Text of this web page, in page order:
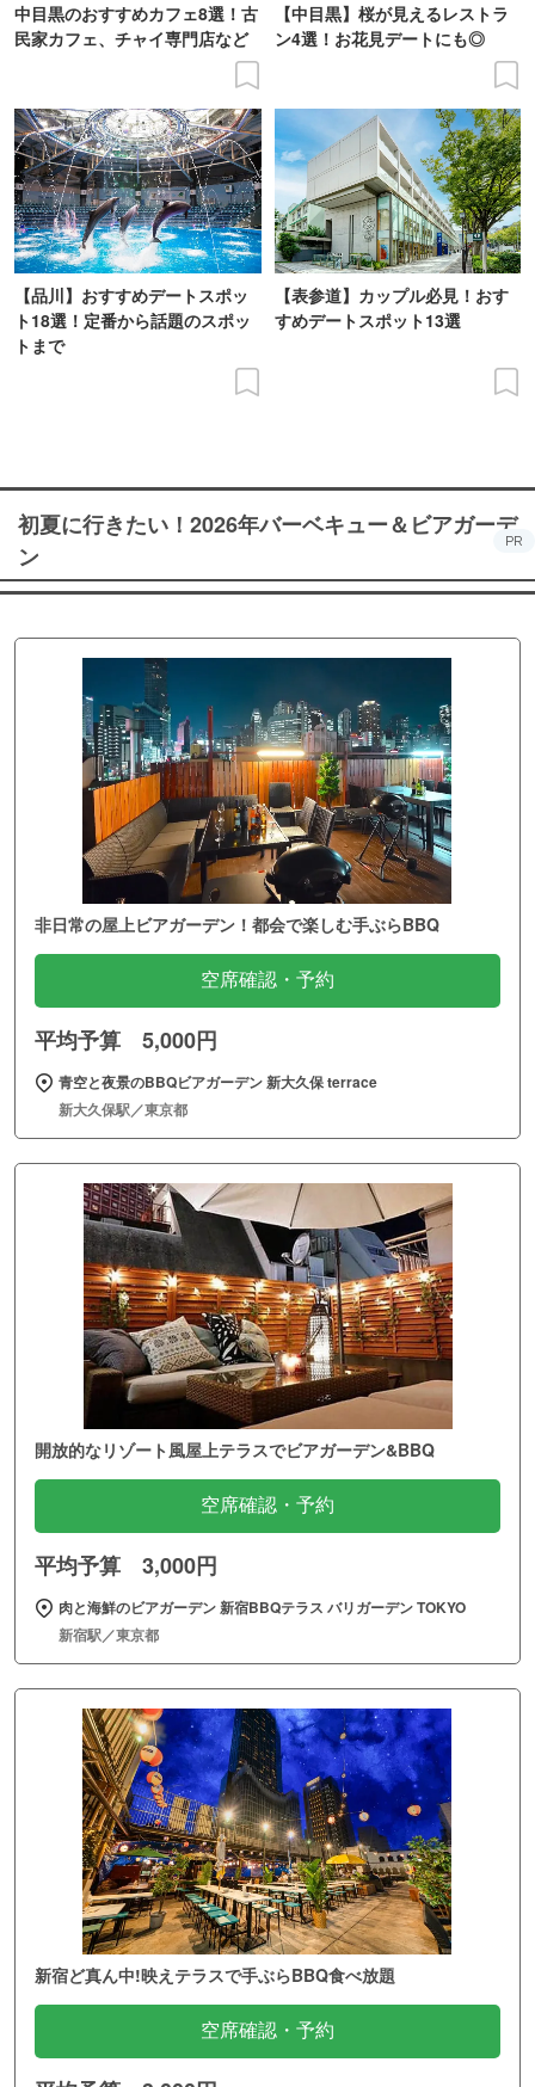
中目黒のおすすめカフェ8選！古
民家カフェ、チャイ専門店など
【中目黒】桜が見えるレストラ
ン4選！お花見デートにも◎
【品川】おすすめデートスポッ
ト18選！定番から話題のスポッ
トまで
【表参道】カップル必見！おす
すめデートスポット13選
初夏に行きたい！2026年バーベキュー＆ビアガーデ
ン
PR
非日常の屋上ビアガーデン！都会で楽しむ手ぶらBBQ
空席確認・予約
平均予算 5,000円
青空と夜景のBBQビアガーデン 新大久保 terrace
新大久保駅／東京都
開放的なリゾート風屋上テラスでビアガーデン&BBQ
空席確認・予約
平均予算 3,000円
肉と海鮮のビアガーデン 新宿BBQテラス バリガーデン TOKYO
新宿駅／東京都
新宿ど真ん中!映えテラスで手ぶらBBQ食べ放題
空席確認・予約